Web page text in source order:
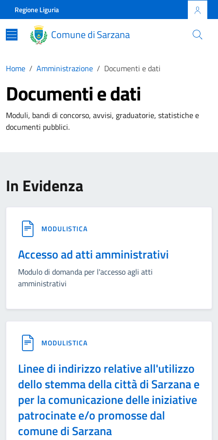
Skip to main content
Comune di Sarzana
Regione Liguria
Comune di Sarzana
Home Amministrazione Documenti e dati
Documenti e dati
Moduli, bandi di concorso, avvisi, graduatorie, statistiche e
documenti pubblici.
In Evidenza
MODULISTICA
Accesso ad atti amministrativi
Modulo di domanda per l'accesso agli atti
amministrativi
MODULISTICA
Linee di indirizzo relative all'utilizzo
dello stemma della città di Sarzana e
per la comunicazione delle iniziative
patrocinate e/o promosse dal
comune di Sarzana